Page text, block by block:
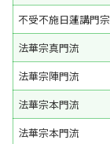
不受不施日蓮講門宗
法華宗真門流
法華宗陣門流
法華宗本門流
法華宗本門流